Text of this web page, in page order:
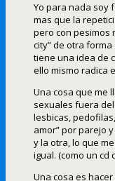
Yo para nada soy
mas que la
pero con pesimos
city” de otra forma
tiene una idea de
ello mismo radica
Una cosa que me
sexuales fuera
lesbicas,
amor” por parejo
y la otra, lo que
igual. (como un cd
Una cosa es